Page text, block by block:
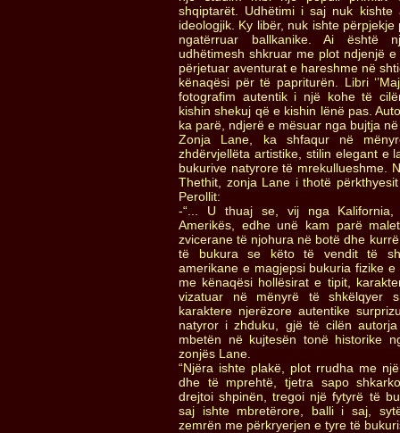
shqiptarët. Udhëtimi i saj nuk kishte
ideologjik. Ky libër, nuk ishte
ngatërruar ballkanike. Ai është
udhëtimesh shkruar me plot ndjenjë
përjetuar aventurat e hareshme në
kënaqësi për të papriturën. Libri
fotografim autentik i një kohe të
kishin shekuj që e kishin lënë pas.
ka parë, ndjerë e mësuar nga bujtja
Zonja Lane, ka shfaqur në
zhdërvjellëta artistike, stilin elegant e
bukurive natyrore të mrekullueshme.
Thethit, zonja Lane i thotë
Perollit:
-“... U thuaj se, vij nga
Amerikës, edhe unë kam parë
zvicerane të njohura në botë dhe
të bukura se këto të vendit të
amerikane e magjepsi bukuria fizike
me kënaqësi hollësirat e tipit,
vizatuar në mënyrë të shkëlqyer
karaktere njerëzore autentike
natyror i zhduku, gjë të cilën
mbetën në kujtesën tonë historike
zonjës Lane.
“Njëra ishte plakë, plot rrudha me
dhe të mprehtë, tjetra sapo
drejtoi shpinën, tregoi një fytyrë të
saj ishte mbretërore, balli i saj,
zemrën me përkryerjen e tyre të